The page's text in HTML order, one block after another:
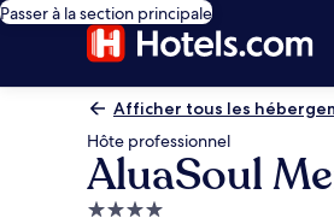
Passer à la section principale
Afficher tous les
Hôte professionnel
AluaSoul
Hébergement